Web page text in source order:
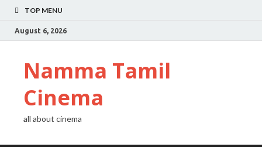
TOP MENU
August 6, 2026
Namma Tamil
Cinema
all about cinema